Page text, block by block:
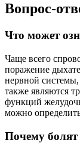
Вопрос-
Что может
Чаще всего
поражение
нервной
также являются
функций
можно
Почему болят